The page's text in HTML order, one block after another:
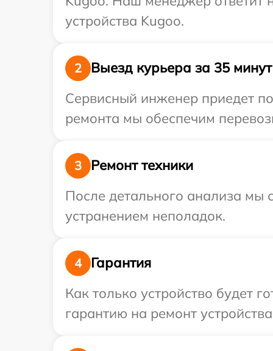
устройства Kugoo.
2
Выезд курьера за 35 минут
Сервисный инженер приедет
ремонта мы обеспечим
3
Ремонт техники
После детального анализа мы
устранением неполадок.
4
Гарантия
Как только устройство будет
гарантию на ремонт